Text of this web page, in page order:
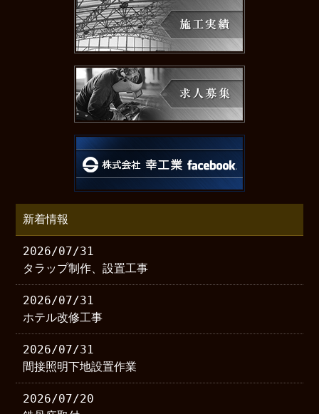
新着情報
2026/07/31
タラップ制作、設置工事
2026/07/31
ホテル改修工事
2026/07/31
間接照明下地設置作業
2026/07/20